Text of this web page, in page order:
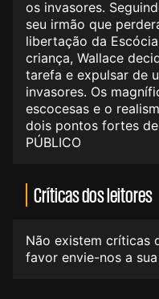
os invasores.
seu irmão que
libertação da
criança, Wallace
tarefa e expulsar de
invasores. Os
escocesas e o
dois pontos fortes
PÚBLICO
Críticas dos leitores
Não existem críticas
favor envie-nos a